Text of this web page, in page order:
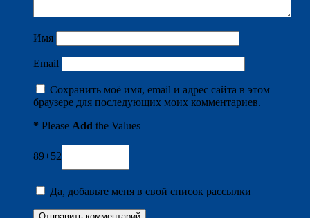
Имя
Email
Сохранить моё имя, email и адрес сайта в этом
браузере для последующих моих комментариев.
* Please Add the Values
89+52
Да, добавьте меня в свой список рассылки